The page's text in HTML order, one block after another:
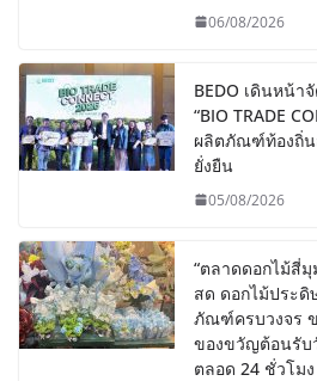
06/08/2026
BEDO เดินหน้า
“BIO TRADE
ผลิตภัณฑ์ท้องถิ่น
ยั่งยืน
05/08/2026
“ตลาดดอกไม้สี่มุ
สด ดอกไม้ประดิ
ภัณฑ์ครบวงจร
ของขวัญต้อนรับ
ตลอด 24 ชั่วโมง